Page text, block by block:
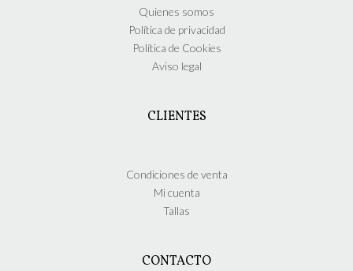
elegir
de
Quienes somos
Política de privacidad
Política de Cookies
Aviso legal
CLIENTES
Condiciones de venta
Mi cuenta
Tallas
CONTACTO